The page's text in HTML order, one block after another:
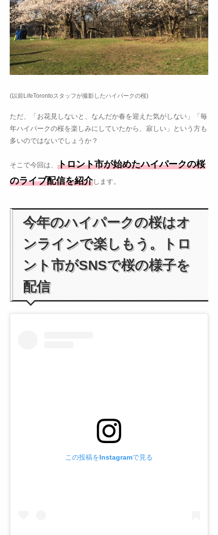
(以前LifeTorontoスタッフが撮影したハイパークの桜)
ただ、「お花見しないと、なんだか春を迎えた気がしない」「毎
年ハイパークの桜を楽しみにしていたから、寂しい」という方も
多いのではないでしょうか？
そこで今回は、 トロント市が始めたハイパークの桜
のライブ配信を紹介します。
今年のハイパークの桜はオ
ンラインで楽しもう。トロ
ント市がSNSで桜の様子を
配信
この投稿をInstagramで見る